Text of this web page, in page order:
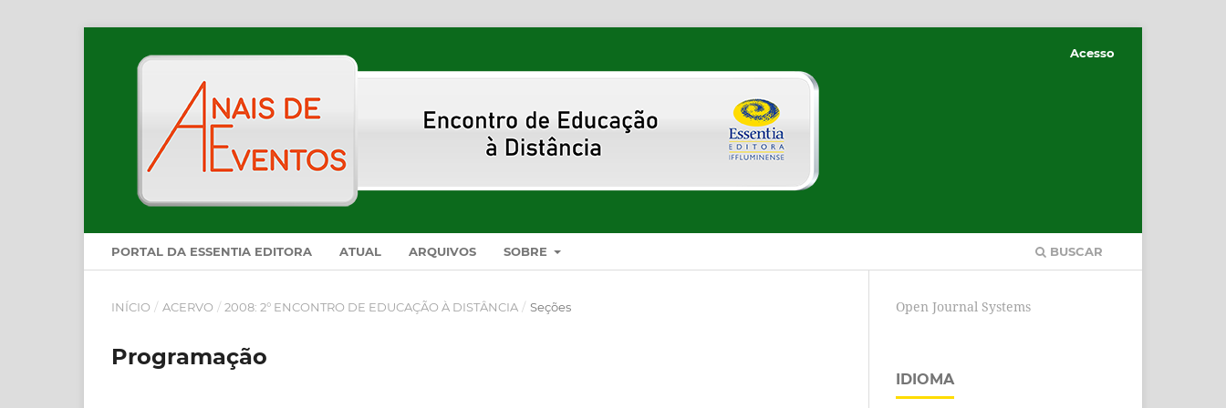
PORTAL DA ESSENTIA EDITORA ATUAL ARQUIVOS SOBRE BUSCAR
Acesso
INÍCIO / ACERVO / 2008: 2° ENCONTRO DE EDUCAÇÃO À DISTÂNCIA / Seções
Programação
Open Journal Systems
IDIOMA